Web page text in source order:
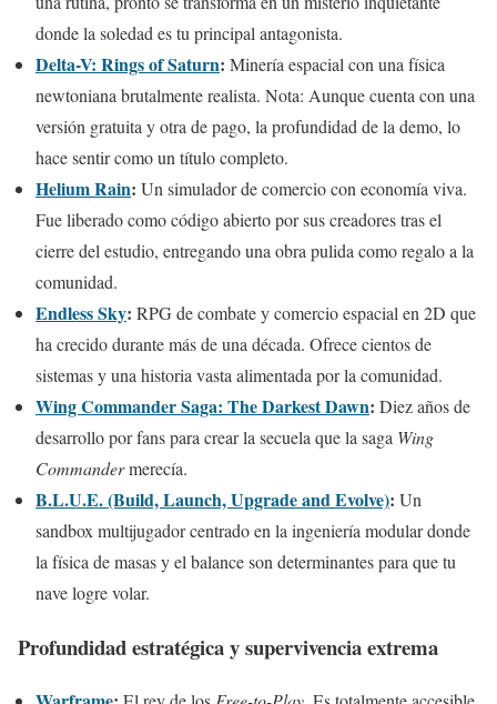
donde la soledad es tu principal antagonista.
Delta-V: Rings of Saturn: Minería espacial con una física
newtoniana brutalmente realista. Nota: Aunque cuenta con una
versión gratuita y otra de pago, la profundidad de la demo, lo
hace sentir como un título completo.
Helium Rain: Un simulador de comercio con economía viva.
Fue liberado como código abierto por sus creadores tras el
cierre del estudio, entregando una obra pulida como regalo a la
comunidad.
Endless Sky: RPG de combate y comercio espacial en 2D que
ha crecido durante más de una década. Ofrece cientos de
sistemas y una historia vasta alimentada por la comunidad.
Wing Commander Saga: The Darkest Dawn: Diez años de
desarrollo por fans para crear la secuela que la saga Wing
Commandermerecía.
B.L.U.E. (Build, Launch, Upgrade and Evolve): Un
sandbox multijugador centrado en la ingeniería modular donde
la física de masas y el balance son determinantes para que tu
nave logre volar.
Profundidad estratégica y supervivencia extrema